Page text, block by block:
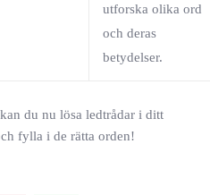
utforska olika ord
och deras
betydelser.
du nu lösa ledtrådar i ditt
fylla i de rätta orden!